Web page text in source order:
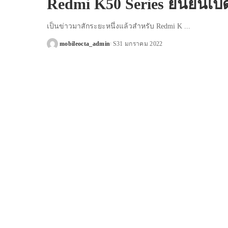
Redmi K50 Series ยืนยัน
เป็นข่าวมาสักระยะหนึ่งแล้วสำหรับ Redmi K
Posted
mobileocta_admin 31 มกราคม 2022